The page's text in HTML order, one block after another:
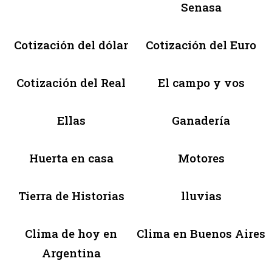
Senasa
Cotización del dólar Cotización del Euro
Cotización del Real El campo y vos
Ellas Ganadería
Huerta en casa Motores
Tierra de Historias lluvias
Clima de hoy en
Argentina
Clima en Buenos Aires